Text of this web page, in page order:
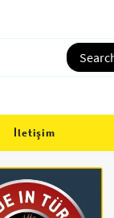
İletişim